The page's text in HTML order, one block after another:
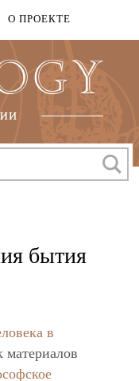
О ПРОЕКТЕ
бытия
в